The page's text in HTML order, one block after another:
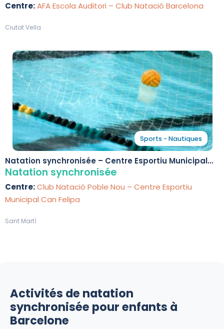
Centre:AFA Escola Auditori – Club Natació Barcelona
Ciutat Vella
Sports - Nautiques
Natation synchronisée – Centre Esportiu Municipal
Can Felipa
Natation synchronisée
Centre:Club Natació Poble Nou – Centre Esportiu
Municipal Can Felipa
Sant Martí
Activités de natation
synchronisée pour enfants à
Barcelone